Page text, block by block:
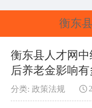
衡东
副高
养老
衡东县人才网
后养老金影响
分类: 政策法规